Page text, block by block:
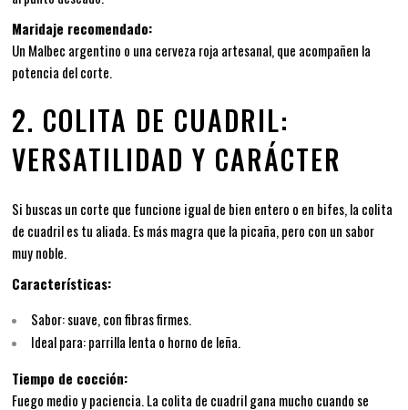
Maridaje recomendado:
Un Malbec argentino o una cerveza roja artesanal, que acompañen la
potencia del corte.
2. COLITA DE CUADRIL:
VERSATILIDAD Y CARÁCTER
Si buscas un corte que funcione igual de bien entero o en bifes, la colita
de cuadril es tu aliada. Es más magra que la picaña, pero con un sabor
muy noble.
Características:
Sabor: suave, con fibras firmes.
Ideal para: parrilla lenta o horno de leña.
Tiempo de cocción:
Fuego medio y paciencia. La colita de cuadril gana mucho cuando se